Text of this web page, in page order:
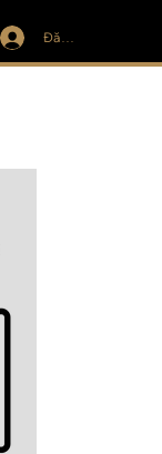
Đăng nhập